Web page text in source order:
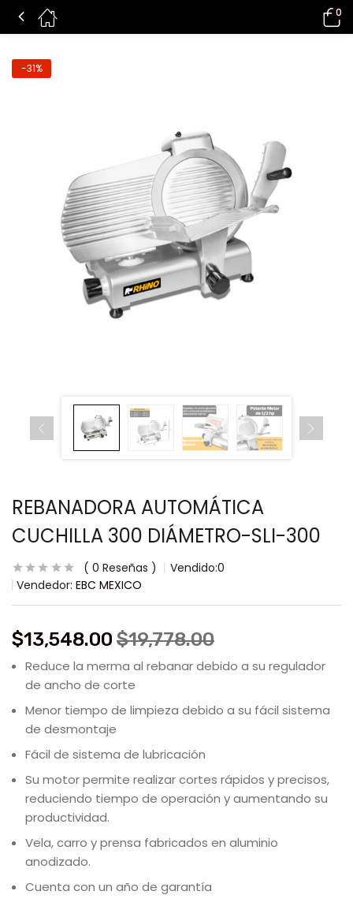
0
-31%
REBANADORA AUTOMÁTICA
CUCHILLA 300 DIÁMETRO-SLI-300
0 Reseñas Vendido:0
Vendedor: EBC MEXICO
$13,548.00 $19,778.00
Reduce la merma al rebanar debido a su regulador
de ancho de corte
Menor tiempo de limpieza debido a su fácil sistema
de desmontaje
Fácil de sistema de lubricación
Su motor permite realizar cortes rápidos y precisos,
reduciendo tiempo de operación y aumentando su
productividad.
Vela, carro y prensa fabricados en aluminio
anodizado.
Cuenta con un año de garantía